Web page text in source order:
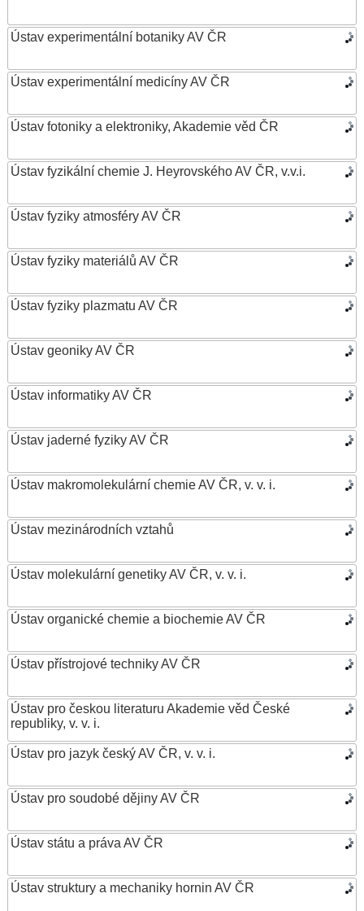
Ústav experimentální botaniky AV ČR
Ústav experimentální medicíny AV ČR
Ústav fotoniky a elektroniky, Akademie věd ČR
Ústav fyzikální chemie J. Heyrovského AV ČR, v.v.i.
Ústav fyziky atmosféry AV ČR
Ústav fyziky materiálů AV ČR
Ústav fyziky plazmatu AV ČR
Ústav geoniky AV ČR
Ústav informatiky AV ČR
Ústav jaderné fyziky AV ČR
Ústav makromolekulární chemie AV ČR, v. v. i.
Ústav mezinárodních vztahů
Ústav molekulární genetiky AV ČR, v. v. i.
Ústav organické chemie a biochemie AV ČR
Ústav přístrojové techniky AV ČR
Ústav pro českou literaturu Akademie věd České
republiky, v. v. i.
Ústav pro jazyk český AV ČR, v. v. i.
Ústav pro soudobé dějiny AV ČR
Ústav státu a práva AV ČR
Ústav struktury a mechaniky hornin AV ČR